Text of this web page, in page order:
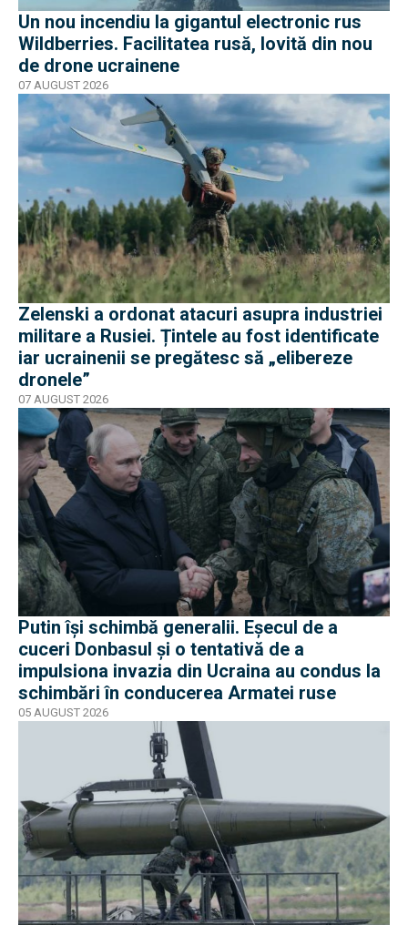
Un nou incendiu la gigantul electronic rus
Wildberries. Facilitatea rusă, lovită din nou
de drone ucrainene
07 AUGUST 2026
Zelenski a ordonat atacuri asupra industriei
militare a Rusiei. Țintele au fost identificate
iar ucrainenii se pregătesc să „elibereze
dronele”
07 AUGUST 2026
Putin își schimbă generalii. Eșecul de a
cuceri Donbasul și o tentativă de a
impulsiona invazia din Ucraina au condus la
schimbări în conducerea Armatei ruse
05 AUGUST 2026